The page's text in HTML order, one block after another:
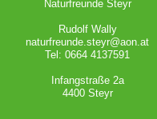
Naturfreunde Steyr
Rudolf Wally
naturfreunde.steyr@aon.at
Tel: 0664 4137591
Infangstraße 2a
4400 Steyr